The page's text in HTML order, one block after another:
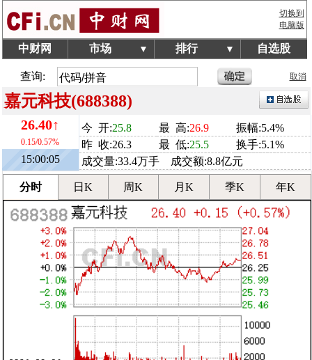
切换到
电脑版
中财网 市场 ▼ 排行 ▼ 自选股
查询: 取消
嘉元科技(688388)
26.40↑
0.15/0.57%
15:00:05
今 开:25.8 最 高:26.9
振幅:5.4%
昨 收:26.3
最 低:25.5
换手:5.1%
成交量:33.4万手 成交额:8.8亿元
分时 日K 周K 月K 季K 年K